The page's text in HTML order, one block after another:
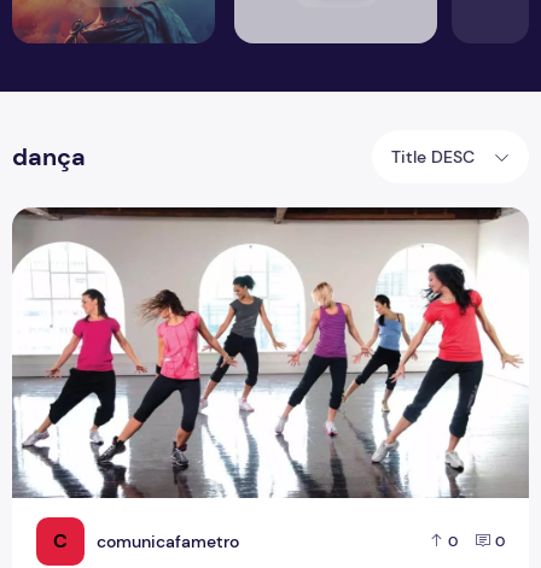
dança Title DESC
C comunicafametro 0 0
Prática da dança se intensifica como forma de distração